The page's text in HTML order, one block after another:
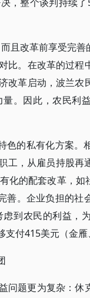
且改革前享受完
比。在改革的过程
改革启动，波兰农
。因此，农民利
色的私有化方案
工，从雇员持股再
化的配套改革，如
善。企业负担的
到农民的利益，
付415美元（金雁
问题更为复杂：休